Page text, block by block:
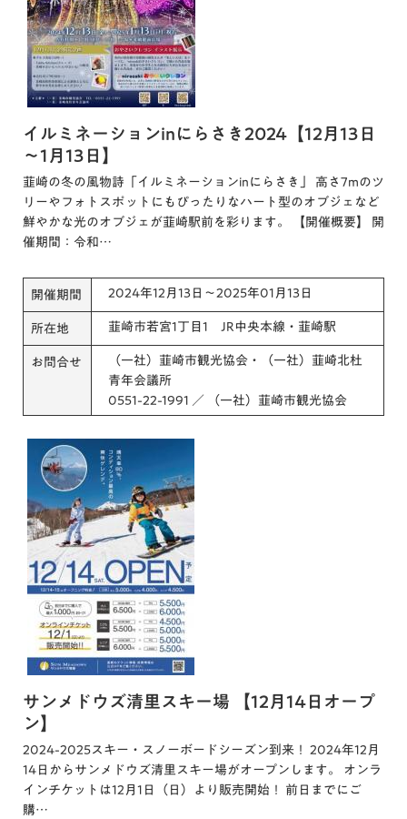
イルミネーションinにらさき2024【12月13日
～1月13日】
韮崎の冬の風物詩「イルミネーションinにらさき」 高さ7mのツ
リーやフォトスポットにもぴったりなハート型のオブジェなど
鮮やかな光のオブジェが韮崎駅前を彩ります。 【開催概要】 開
催期間：令和…
開催期間 2024年12月13日～2025年01月13日
所在地 韮崎市若宮1丁目1 JR中央本線・韮崎駅
お問合せ
（一社）韮崎市観光協会・（一社）韮崎北杜
青年会議所
0551-22-1991 ／ （一社）韮崎市観光協会
サンメドウズ清里スキー場 【12月14日オープ
ン】
2024-2025スキー・スノーボードシーズン到来！ 2024年12月
14日からサンメドウズ清里スキー場がオープンします。 オンラ
インチケットは12月1日（日）より販売開始！ 前日までにご
購…